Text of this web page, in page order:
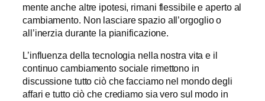
mente anche altre ipotesi, rimani flessibile e aperto al
cambiamento. Non lasciare spazio all’orgoglio o
all’inerzia durante la pianificazione.
L’influenza della tecnologia nella nostra vita e il
continuo cambiamento sociale rimettono in
discussione tutto ciò che facciamo nel mondo degli
affari e tutto ciò che crediamo sia vero sul modo in